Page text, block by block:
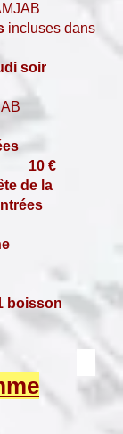
incluses dans
soir
10 €
de la
boisson